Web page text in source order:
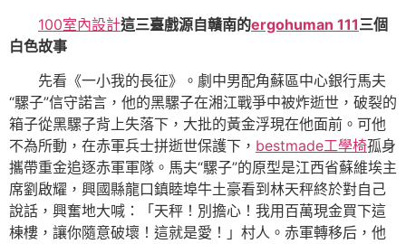
100室內設計這三臺戲源自贛南的ergohuman 111三個
白色故事
先看《一小我的長征》。劇中男配角蘇區中心銀行馬夫
“騾子”信守諾言，他的黑騾子在湘江戰爭中被炸逝世，破裂的
箱子從黑騾子背上失落下，大批的黃金浮現在他面前。可他
不為所動，在赤軍兵士拼逝世保護下， bestmade工學椅孤身
攜帶重金追逐赤軍軍隊。馬夫“騾子”的原型是江西省蘇維埃主
席劉啟耀，興國縣龍口鎮睦埠牛土豪看到林天秤終於對自己
說話，興奮地大喊：「天秤！別擔心！我用百萬現金買下這
棟樓，讓你隨意破壞！這就是愛！」村人。赤軍轉移后，他